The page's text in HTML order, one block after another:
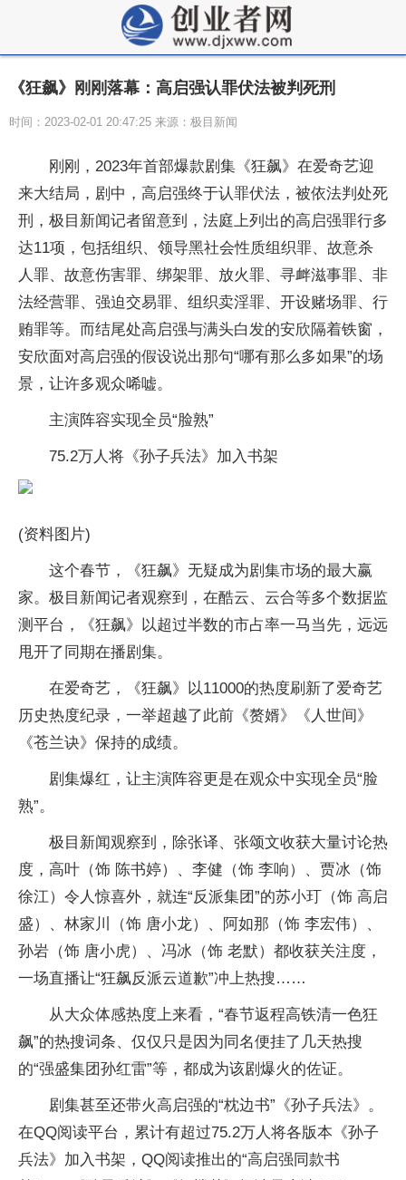
《狂飙》刚刚落幕：高启强认罪伏法被判死刑
时间：2023-02-01 20:47:25 来源：极目新闻
刚刚，2023年首部爆款剧集《狂飙》在爱奇艺迎
来大结局，剧中，高启强终于认罪伏法，被依法判处死
刑，极目新闻记者留意到，法庭上列出的高启强罪行多
达11项，包括组织、领导黑社会性质组织罪、故意杀
人罪、故意伤害罪、绑架罪、放火罪、寻衅滋事罪、非
法经营罪、强迫交易罪、组织卖淫罪、开设赌场罪、行
贿罪等。而结尾处高启强与满头白发的安欣隔着铁窗，
安欣面对高启强的假设说出那句“哪有那么多如果”的场
景，让许多观众唏嘘。
主演阵容实现全员“脸熟”
75.2万人将《孙子兵法》加入书架
(资料图片)
这个春节，《狂飙》无疑成为剧集市场的最大赢
家。极目新闻记者观察到，在酷云、云合等多个数据监
测平台，《狂飙》以超过半数的市占率一马当先，远远
甩开了同期在播剧集。
在爱奇艺，《狂飙》以11000的热度刷新了爱奇艺
历史热度纪录，一举超越了此前《赘婿》《人世间》
《苍兰诀》保持的成绩。
剧集爆红，让主演阵容更是在观众中实现全员“脸
熟”。
极目新闻观察到，除张译、张颂文收获大量讨论热
度，高叶（饰 陈书婷）、李健（饰 李响）、贾冰（饰
徐江）令人惊喜外，就连“反派集团”的苏小玎（饰 高启
盛）、林家川（饰 唐小龙）、阿如那（饰 李宏伟）、
孙岩（饰 唐小虎）、冯冰（饰 老默）都收获关注度，
一场直播让“狂飙反派云道歉”冲上热搜……
从大众体感热度上来看，“春节返程高铁清一色狂
飙”的热搜词条、仅仅只是因为同名便挂了几天热搜
的“强盛集团孙红雷”等，都成为该剧爆火的佐证。
剧集甚至还带火高启强的“枕边书”《孙子兵法》。
在QQ阅读平台，累计有超过75.2万人将各版本《孙子
兵法》加入书架，QQ阅读推出的“高启强同款书